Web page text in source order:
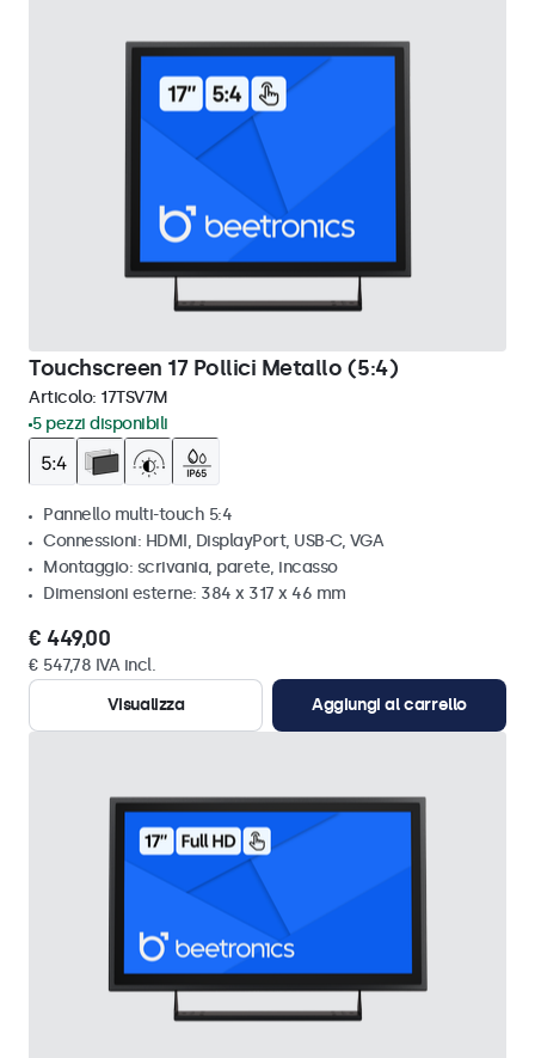
Touchscreen 17 Pollici Metallo (5:4)
Articolo: 17TSV7M
5 pezzi disponibili
Pannello multi-touch 5:4
Connessioni: HDMI, DisplayPort, USB-C, VGA
Montaggio: scrivania, parete, incasso
Dimensioni esterne: 384 x 317 x 46 mm
€ 449,00
€ 547,78 IVA incl.
Visualizza
Aggiungi al carrello